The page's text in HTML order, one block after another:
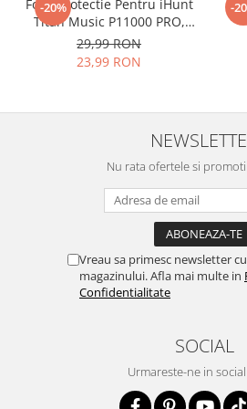
Acestag
SPARGE in mii
ascutite si
Nu numai ca este
zgarieturi si
INTARESTE
Folia avand
zgarieturi, asigura
imaculat
-20%
Folie Protectie Pentru iHunt
Titan Music P11000 PRO,
VDOO
29,99 RON
23,99 RON
-
Nu rata ofertele si
Vreau sa primesc newsletter
magazinului. Afla mai multe in
Confidentialitate
SOCIAL
Urmareste-ne in